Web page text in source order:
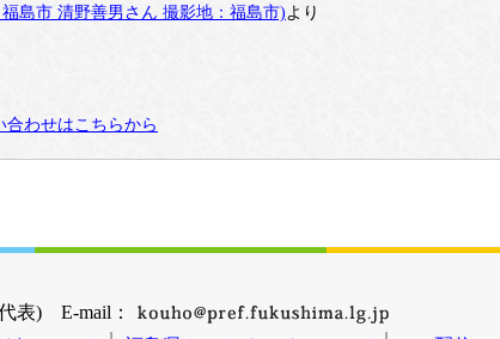
島市 清野善男さん 撮影地：福島市)より
合わせはこちらから
表) E-mail：